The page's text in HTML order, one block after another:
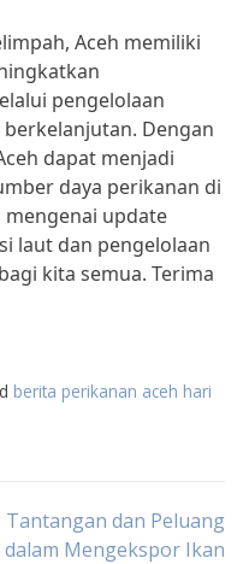
Aceh memiliki
pengelolaan
Dengan
dapat menjadi
daya perikanan di
update
laut dan pengelolaan
kita semua. Terima
berita perikanan aceh hari
Tantangan dan Peluang
dalam Mengekspor Ikan